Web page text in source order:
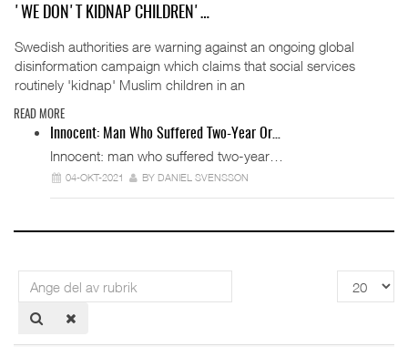
'WE DON'T KIDNAP CHILDREN'…
Swedish authorities are warning against an ongoing global
disinformation campaign which claims that social services
routinely 'kidnap' Muslim children in an
READ MORE
Innocent: Man Who Suffered Two-Year Or…
Innocent: man who suffered two-year…
04-OKT-2021 BY DANIEL SVENSSON
Ange
del
av
Visa
#